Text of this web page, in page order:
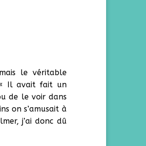
le véritable
« Il avait fait un
de le voir dans
on s’amusait à
j’ai donc dû